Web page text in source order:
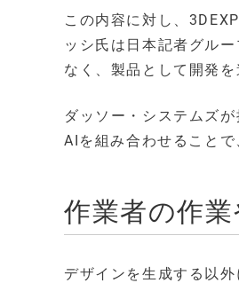
この内容に対し、
ッシ氏は日本記者グル
なく、製品として開発
ダッソー・システムズ
AIを組み合わせること
作業者の作
デザインを生成する以